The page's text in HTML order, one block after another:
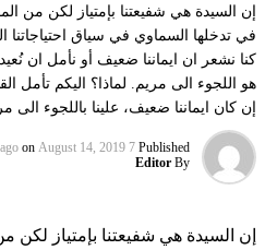
إن السيدة هي شفيعتنا بإمتياز لكن من
في تدخلها السماوي في سياق احتياجاتنا
كنا نشعر ان ايماننا ضعيف أو نأمل ان نُعيد
هو اللجوء الى مريم. لماذا؟ اليكم تأمل
إن كان ايماننا ضعيف، علينا باللجوء الى
Published
7 years ago
on August 14, 2019
By
Editor
إن السيدة هي شفيعتنا بإمتياز لكن